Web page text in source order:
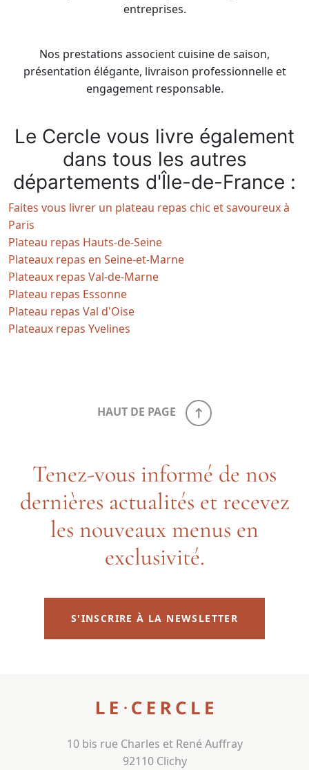
entreprises.
Nos prestations associent cuisine de saison,
présentation élégante, livraison professionnelle et
engagement responsable.
Le Cercle vous livre également
dans tous les autres
départements d'Île-de-France :
Faites vous livrer un plateau repas chic et savoureux à
Paris
Plateau repas Hauts-de-Seine
Plateaux repas en Seine-et-Marne
Plateaux repas Val-de-Marne
Plateau repas Essonne
Plateau repas Val d'Oise
Plateaux repas Yvelines
HAUT DE PAGE
Tenez-vous informé de nos
dernières actualités et recevez
les nouveaux menus en
exclusivité.
S'INSCRIRE À LA NEWSLETTER
10 bis rue Charles et René Auffray
92110 Clichy